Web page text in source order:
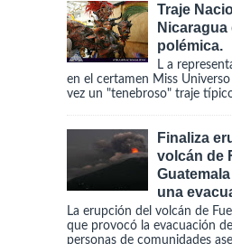
Traje
Nicaragua
polémica.
L a
en el certamen Miss
vez un "tenebroso" traje
Finaliza
volcán de
una
La erupción del volcán de
que provocó la evacuación
personas de comunidades